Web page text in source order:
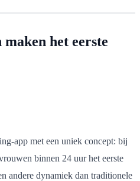
het eerste
app met een uniek concept: bij
binnen 24 uur het eerste
andere dynamiek dan traditionele